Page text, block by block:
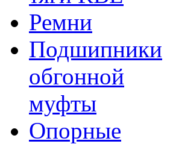
Ремни
Подшипники
обгонной
муфты
Опорные